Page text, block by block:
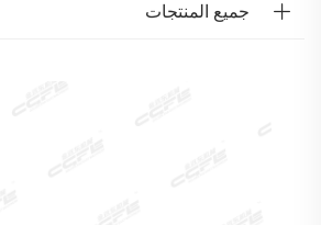
جميع المنتجات